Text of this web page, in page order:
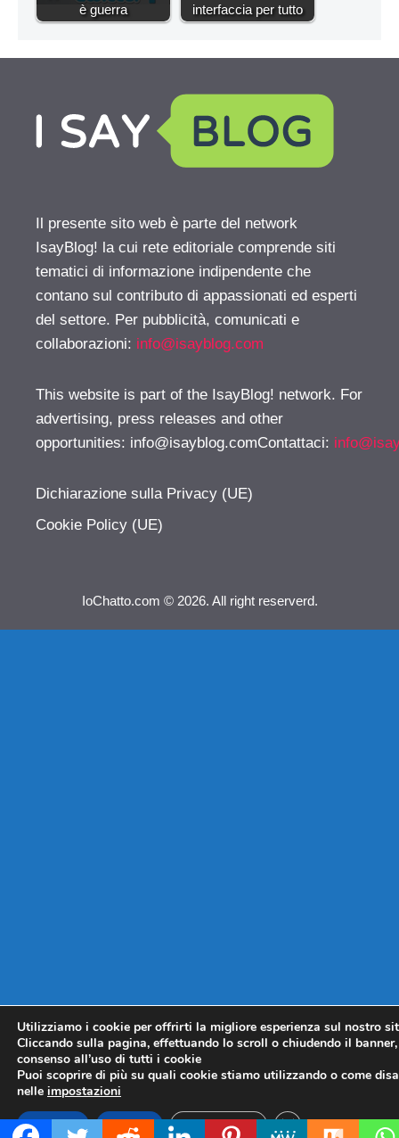
è guerra
interfaccia per tutto
Il presente sito web è parte del network
IsayBlog! la cui rete editoriale comprende siti
tematici di informazione indipendente che
contano sul contributo di appassionati ed esperti
del settore. Per pubblicità, comunicati e
collaborazioni: info@isayblog.com
This website is part of the IsayBlog! network. For
advertising, press releases and other
opportunities: info@isayblog.comContattaci:
Dichiarazione sulla Privacy (UE)
Cookie Policy (UE)
IoChatto.com © 2026. All right reserverd.
Utilizziamo i cookie per offrirti la migliore esperienza sul nostro
Cliccando sulla pagina, effettuando lo scroll o chiudendo il
consenso all’uso di tutti i cookie
Puoi scoprire di più su quali cookie stiamo utilizzando o come
nelle impostazioni
Accetta Rifiuta Impostazioni CLOSE GDPR